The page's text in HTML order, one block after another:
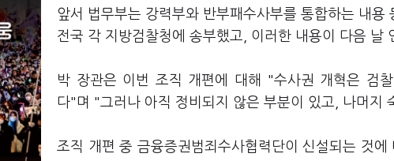
앞서 법무부는 강력부와 반부패수사부를 통합하는 내
전국 각 지방검찰청에 송부했고, 이러한 내용이 다음 날
박 장관은 이번 조직 개편에 대해 "수사권 개혁은 검
다"며 "그러나 아직 정비되지 않은 부분이 있고, 나머지
조직 개편 중 금융증권범죄수사협력단이 신설되는 것